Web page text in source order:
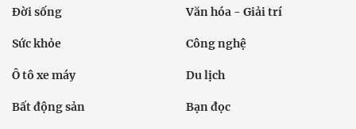
Đời sống Văn hóa - Giải trí
Sức khỏe Công nghệ
Ô tô xe máy Du lịch
Bất động sản Bạn đọc